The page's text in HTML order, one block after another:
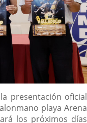
presentación oficial
playa Arena
los próximos días